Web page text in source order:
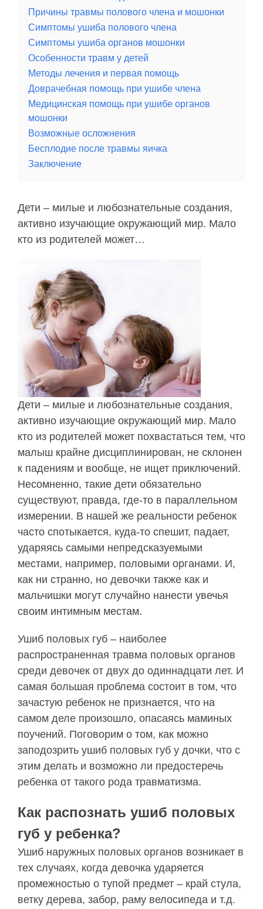
Причины травмы полового члена и мошонки
Симптомы ушиба полового члена
Симптомы ушиба органов мошонки
Особенности травм у детей
Методы лечения и первая помощь
Доврачебная помощь при ушибе члена
Медицинская помощь при ушибе органов
мошонки
Возможные осложнения
Бесплодие после травмы яичка
Заключение
Дети – милые и любознательные создания,
активно изучающие окружающий мир. Мало
кто из родителей может…
Дети – милые и любознательные создания,
активно изучающие окружающий мир. Мало
кто из родителей может похвастаться тем, что
малыш крайне дисциплинирован, не склонен
к падениям и вообще, не ищет приключений.
Несомненно, такие дети обязательно
существуют, правда, где-то в параллельном
измерении. В нашей же реальности ребенок
часто спотыкается, куда-то спешит, падает,
ударяясь самыми непредсказуемыми
местами, например, половыми органами. И,
как ни странно, но девочки также как и
мальчишки могут случайно нанести увечья
своим интимным местам.
Ушиб половых губ – наиболее
распространенная травма половых органов
среди девочек от двух до одиннадцати лет. И
самая большая проблема состоит в том, что
зачастую ребенок не признается, что на
самом деле произошло, опасаясь маминых
поучений. Поговорим о том, как можно
заподозрить ушиб половых губ у дочки, что с
этим делать и возможно ли предостеречь
ребенка от такого рода травматизма.
Как распознать ушиб половых
губ у ребенка?
Ушиб наружных половых органов возникает в
тех случаях, когда девочка ударяется
промежностью о тупой предмет – край стула,
ветку дерева, забор, раму велосипеда и т.д.